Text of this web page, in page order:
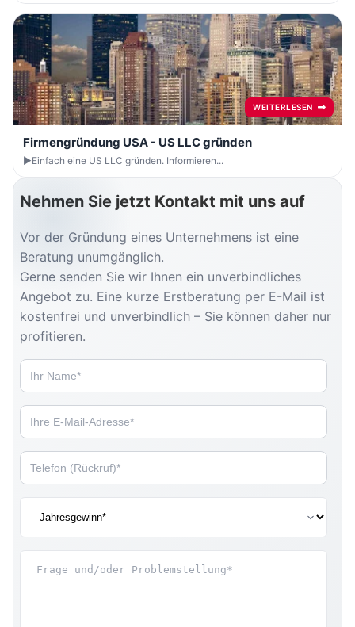
WEITERLESEN
Firmengründung USA - US LLC gründen
►Einfach eine US LLC gründen. Informieren...
Nehmen Sie jetzt Kontakt mit uns auf
Vor der Gründung eines Unternehmens ist eine
Beratung unumgänglich.
Gerne senden Sie wir Ihnen ein unverbindliches
Angebot zu. Eine kurze Erstberatung per E-Mail ist
kostenfrei und unverbindlich – Sie können daher nur
profitieren.